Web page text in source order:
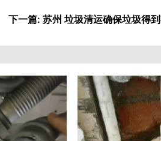
下一篇: 苏州 垃圾清运确保垃圾得